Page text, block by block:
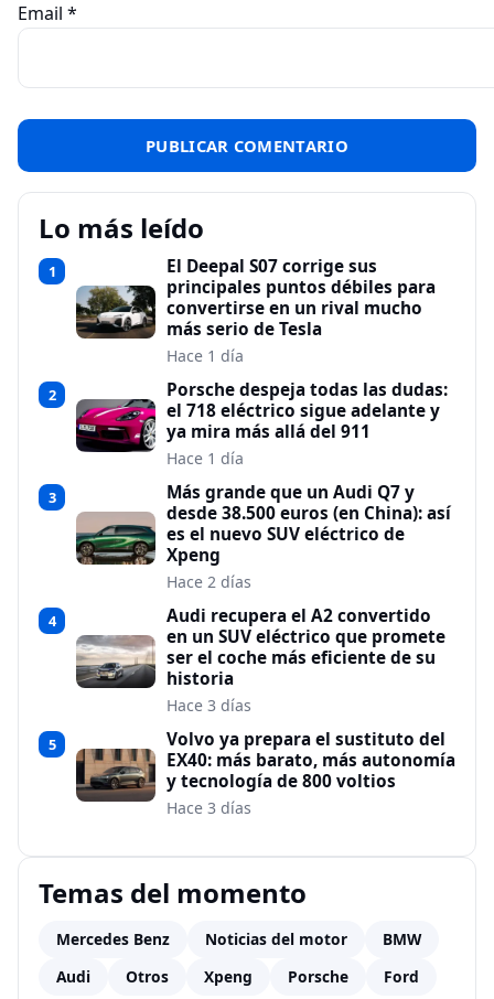
Email *
Lo más leído
1
El Deepal S07 corrige sus
principales puntos débiles para
convertirse en un rival mucho
más serio de Tesla
Hace 1 día
2
Porsche despeja todas las dudas:
el 718 eléctrico sigue adelante y
ya mira más allá del 911
Hace 1 día
3
Más grande que un Audi Q7 y
desde 38.500 euros (en China): así
es el nuevo SUV eléctrico de
Xpeng
Hace 2 días
4
Audi recupera el A2 convertido
en un SUV eléctrico que promete
ser el coche más eficiente de su
historia
Hace 3 días
5
Volvo ya prepara el sustituto del
EX40: más barato, más autonomía
y tecnología de 800 voltios
Hace 3 días
Temas del momento
Mercedes Benz Noticias del motor
BMW
Audi
Otros Xpeng Porsche Ford